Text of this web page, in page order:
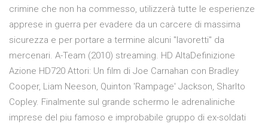
crimine che non ha commesso, utilizzerà tutte le esperienze
apprese in guerra per evadere da un carcere di massima
sicurezza e per portare a termine alcuni "lavoretti" da
mercenari. A-Team (2010) streaming. HD AltaDefinizione
Azione HD720 Attori: Un film di Joe Carnahan con Bradley
Cooper, Liam Neeson, Quinton 'Rampage' Jackson, Sharlto
Copley. Finalmente sul grande schermo le adrenaliniche
imprese del piu famoso e improbabile gruppo di ex-soldati